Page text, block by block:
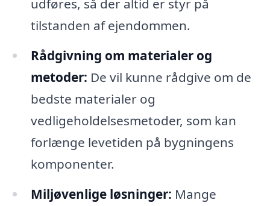
udføres, så der altid er styr på
tilstanden af ejendommen.
Rådgivning om materialer og
metoder: De vil kunne rådgive om de
bedste materialer og
vedligeholdelsesmetoder, som kan
forlænge levetiden på bygningens
komponenter.
Miljøvenlige løsninger: Mange